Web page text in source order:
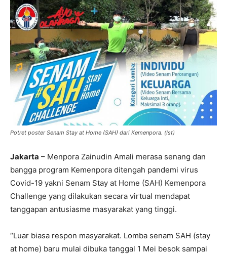
Potret poster Senam Stay at Home (SAH) dari Kemenpora. (Ist)
Jakarta – Menpora Zainudin Amali merasa senang dan
bangga program Kemenpora ditengah pandemi virus
Covid-19 yakni Senam Stay at Home (SAH) Kemenpora
Challenge yang dilakukan secara virtual mendapat
tanggapan antusiasme masyarakat yang tinggi.
“Luar biasa respon masyarakat. Lomba senam SAH (stay
at home) baru mulai dibuka tanggal 1 Mei besok sampai